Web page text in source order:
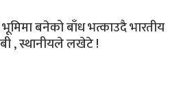
बनेको बाँध भत्काउदै भारतीय
, स्थानीयले लखेटे !